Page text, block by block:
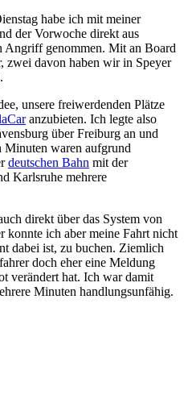
habe ich mit meiner
der Vorwoche direkt aus
Angriff genommen. Mit an Board
zwei davon haben wir in Speyer
unsere freiwerdenden Plätze
anzubieten. Ich legte also
über Freiburg an und
Minuten waren aufgrund
deutschen Bahn mit der
Karlsruhe mehrere
direkt über das System von
konnte ich aber meine Fahrt nicht
dabei ist, zu buchen. Ziemlich
doch eher eine Meldung
verändert hat. Ich war damit
Minuten handlungsunfähig.